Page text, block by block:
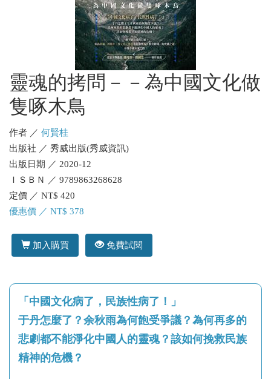
靈魂的拷問－－為中國文化做
隻啄木鳥
作者 ／ 何賢桂
出版社 ／ 秀威出版(秀威資訊)
出版日期 ／ 2020-12
ＩＳＢＮ ／ 9789863268628
定價 ／ NT$ 420
優惠價 ／ NT$ 378
加入購買 免費試閱
「中國文化病了，民族性病了！」
于丹怎麼了？余秋雨為何飽受爭議？為何再多的
悲劇都不能淨化中國人的靈魂？該如何挽救民族
精神的危機？